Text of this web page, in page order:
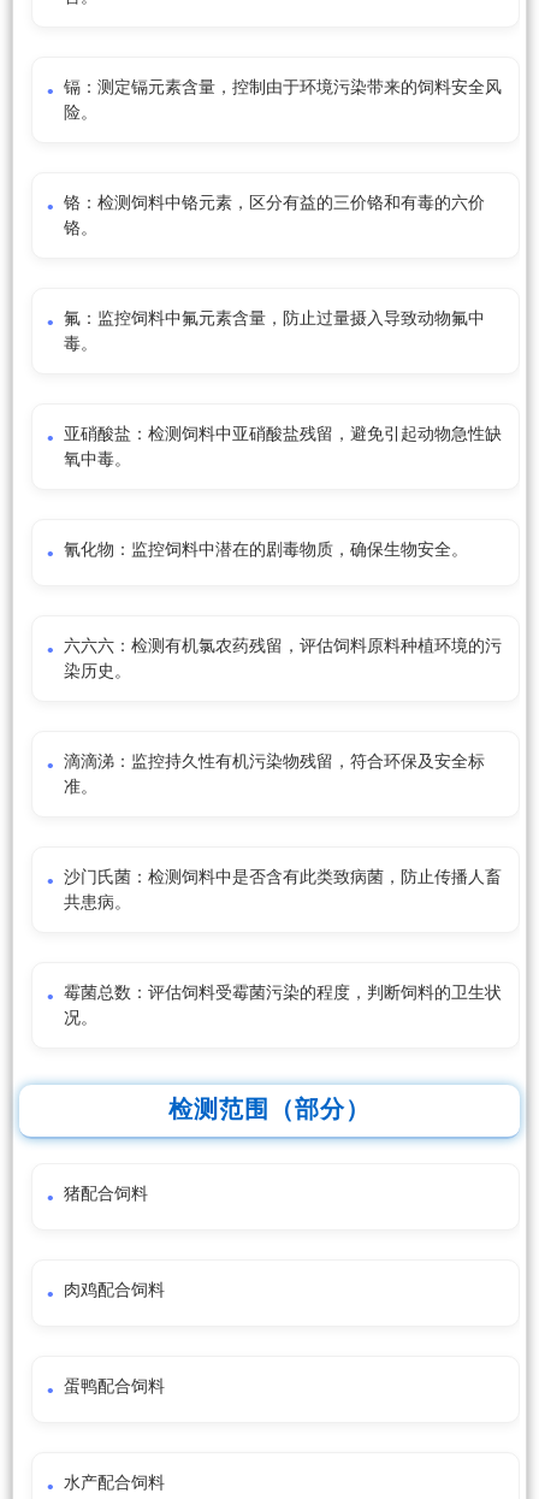
镉：测定镉元素含量，控制由于环境污染带来的饲料安全风
险。
铬：检测饲料中铬元素，区分有益的三价铬和有毒的六价
铬。
氟：监控饲料中氟元素含量，防止过量摄入导致动物氟中
毒。
亚硝酸盐：检测饲料中亚硝酸盐残留，避免引起动物急性缺
氧中毒。
氰化物：监控饲料中潜在的剧毒物质，确保生物安全。
六六六：检测有机氯农药残留，评估饲料原料种植环境的污
染历史。
滴滴涕：监控持久性有机污染物残留，符合环保及安全标
准。
沙门氏菌：检测饲料中是否含有此类致病菌，防止传播人畜
共患病。
霉菌总数：评估饲料受霉菌污染的程度，判断饲料的卫生状
况。
检测范围（部分）
猪配合饲料
肉鸡配合饲料
蛋鸭配合饲料
水产配合饲料